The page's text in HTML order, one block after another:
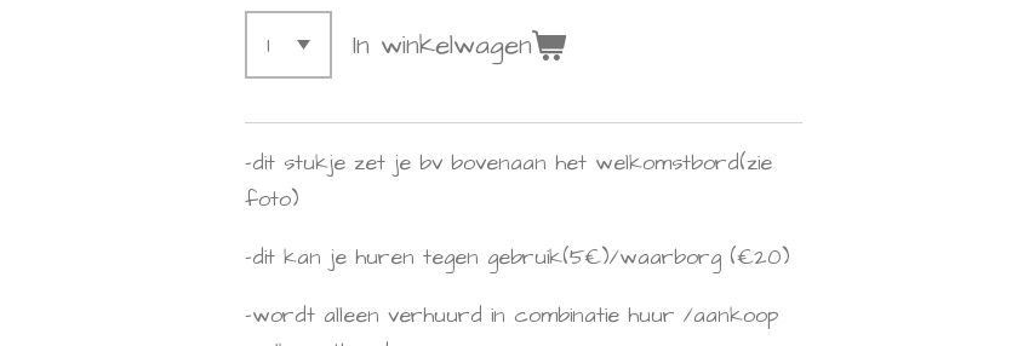
In winkelwagen
-dit stukje zet je bv bovenaan het welkomstbord(zie
foto)
-dit kan je huren tegen gebruik(5€)/waarborg (€20)
-wordt alleen verhuurd in combinatie huur /aankoop